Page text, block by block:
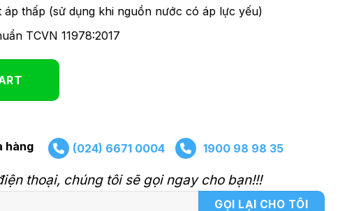
áp thấp (sử dụng khi nguồn nước có áp lực yếu)
TCVN 11978:2017
hàng (024) 6671 0004 1900 98 98 35
thoại, chúng tôi sẽ gọi ngay cho bạn!!!